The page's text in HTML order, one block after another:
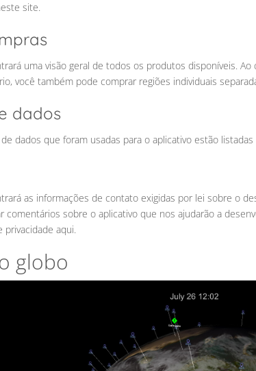
site.
uma visão geral de todos os produtos disponíveis.
você também pode comprar regiões individuais
dados
dados que foram usadas para o aplicativo estão listadas
as informações de contato exigidas por lei sobre o
comentários sobre o aplicativo que nos ajudarão a
privacidade aqui.
globo